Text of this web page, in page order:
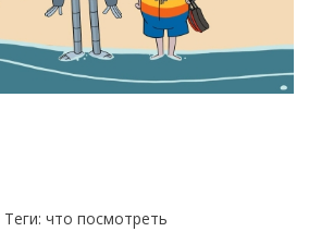
что посмотреть